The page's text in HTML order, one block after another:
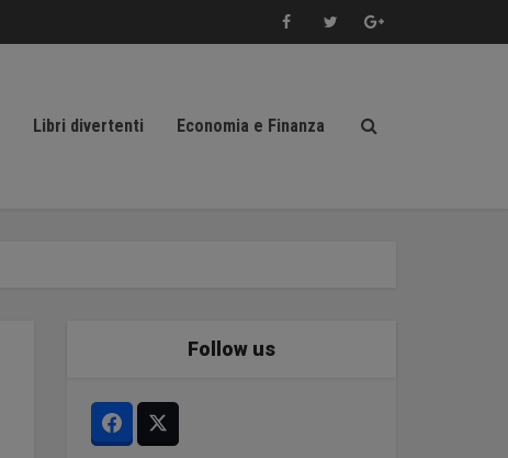
Libri divertenti Economia e Finanza
Follow us